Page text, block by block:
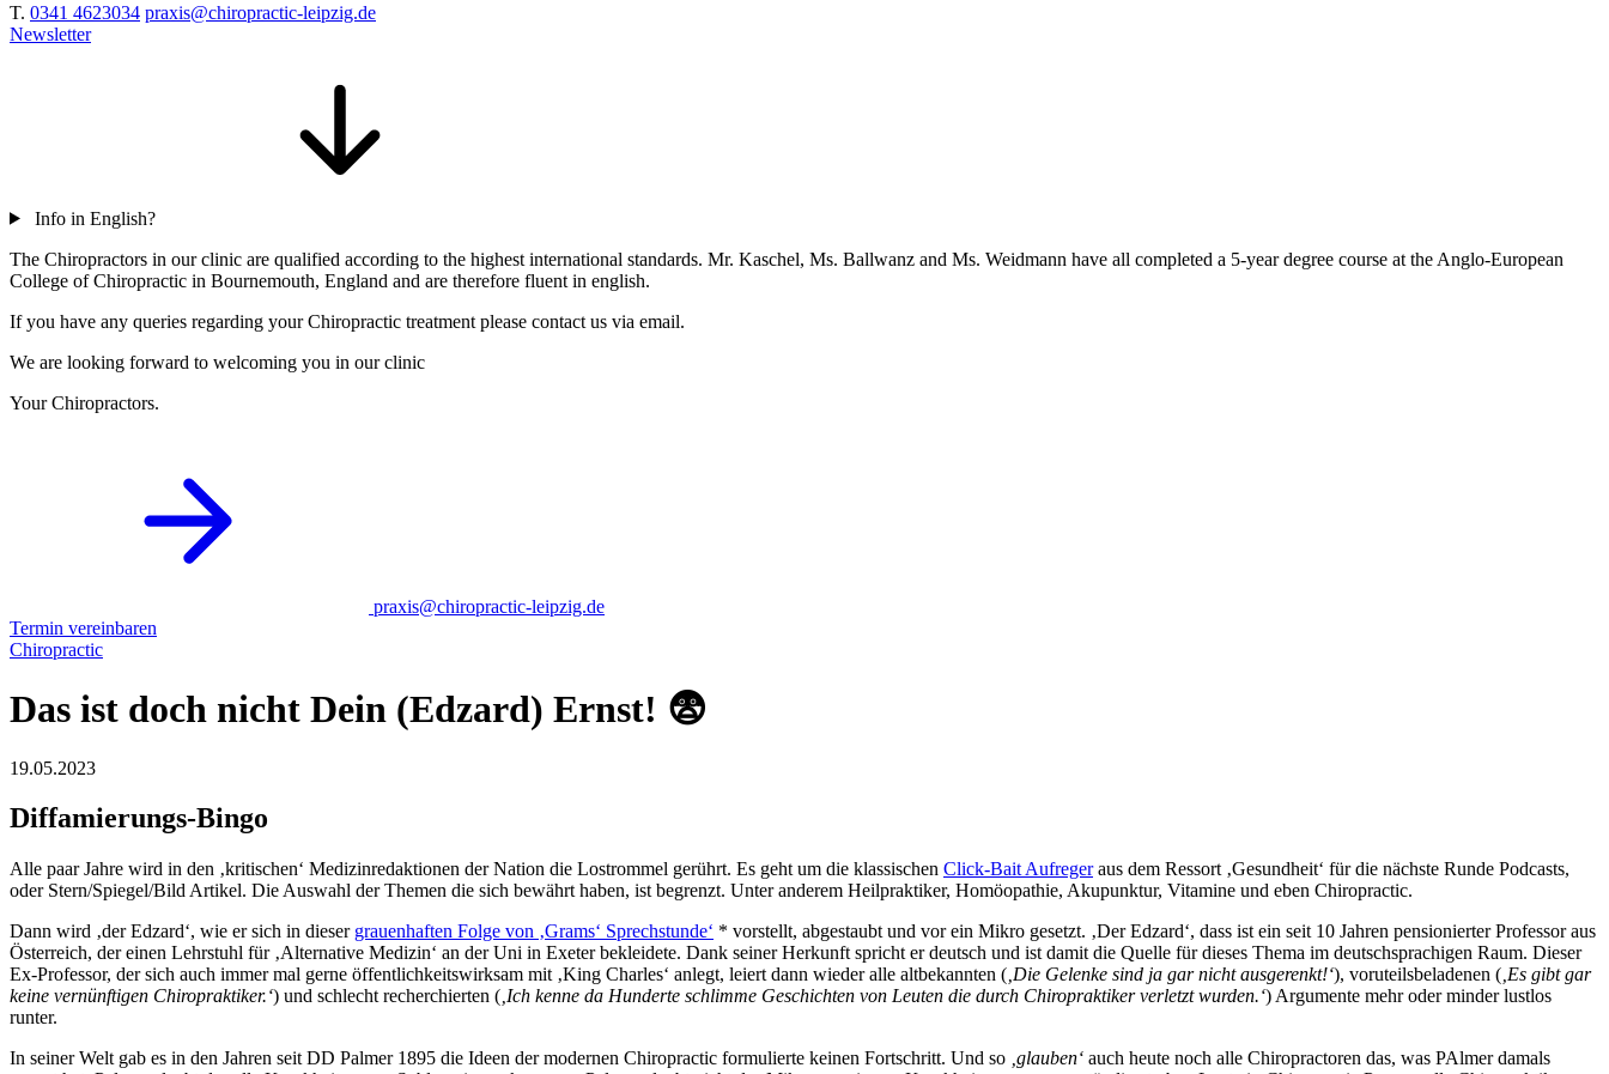
T. 0341 4623034 praxis@chiropractic-leipzig.de
Newsletter
Info in English?
The Chiropractors in our clinic are qualified according to the highest international standards. Mr. Kaschel, Ms. Ballwanz and Ms. Weidmann have all completed a 5-year degree course at the Anglo-European
College of Chiropractic in Bournemouth, England and are therefore fluent in english.
If you have any queries regarding your Chiropractic treatment please contact us via email.
We are looking forward to welcoming you in our clinic
Your Chiropractors.
praxis@chiropractic-leipzig.de
Termin vereinbaren
Chiropractic
Das ist doch nicht Dein (Edzard) Ernst! 😨
19.05.2023
Diffamierungs-Bingo
Alle paar Jahre wird in den ‚kritischen‘ Medizinredaktionen der Nation die Lostrommel gerührt. Es geht um die klassischen Click-Bait Aufregeraus dem Ressort ‚Gesundheit‘ für die nächste Runde Podcasts,
oder Stern/Spiegel/Bild Artikel. Die Auswahl der Themen die sich bewährt haben, ist begrenzt. Unter anderem Heilpraktiker, Homöopathie, Akupunktur, Vitamine und eben Chiropractic.
Dann wird ‚der Edzard‘, wie er sich in dieser grauenhaften Folge von ‚Grams‘ Sprechstunde‘ * vorstellt, abgestaubt und vor ein Mikro gesetzt. ‚Der Edzard‘, dass ist ein seit 10 Jahren pensionierter Professor aus
Österreich, der einen Lehrstuhl für ‚Alternative Medizin‘ an der Uni in Exeter bekleidete. Dank seiner Herkunft spricht er deutsch und ist damit die Quelle für dieses Thema im deutschsprachigen Raum. Dieser
Ex-Professor, der sich auch immer mal gerne öffentlichkeitswirksam mit ‚King Charles‘ anlegt, leiert dann wieder alle altbekannten ( ‚Die Gelenke sind ja gar nicht ausgerenkt!‘), voruteilsbeladenen ( ‚Es gibt gar
keine vernünftigen Chiropraktiker.‘) und schlecht recherchierten ( ‚Ich kenne da Hunderte schlimme Geschichten von Leuten die durch Chiropraktiker verletzt wurden.‘) Argumente mehr oder minder lustlos
runter.
In seiner Welt gab es in den Jahren seit DD Palmer 1895 die Ideen der modernen Chiropractic formulierte keinen Fortschritt. Und so ‚glauben‘ auch heute noch alle Chiropractoren das, was PAlmer damals